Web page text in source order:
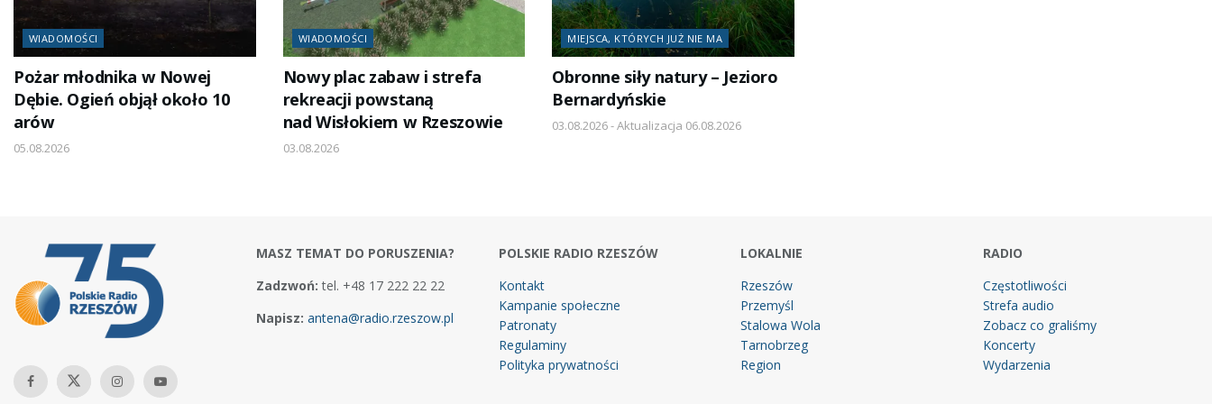
WIADOMOŚCI
Pożar młodnika w Nowej
Dębie. Ogień objął około 10
arów
05.08.2026
WIADOMOŚCI
Nowy plac zabaw i strefa
rekreacji powstaną
nad Wisłokiem w Rzeszowie
03.08.2026
MIEJSCA, KTÓRYCH JUŻ NIE MA
Obronne siły natury – Jezioro
Bernardyńskie
03.08.2026 - Aktualizacja 06.08.2026
MASZ TEMAT DO PORUSZENIA?
Zadzwoń: tel. +48 17 222 22 22
Napisz: antena@radio.rzeszow.pl
POLSKIE RADIO RZESZÓW
Kontakt
Kampanie społeczne
Patronaty
Regulaminy
Polityka prywatności
LOKALNIE
Rzeszów
Przemyśl
Stalowa Wola
Tarnobrzeg
Region
RADIO
Częstotliwości
Strefa audio
Zobacz co graliśmy
Koncerty
Wydarzenia